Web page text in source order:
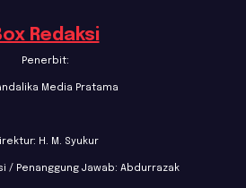
Redaksi
Penerbit:
Media Pratama
H. M. Syukur
/ Penanggung Jawab: Abdurrazak